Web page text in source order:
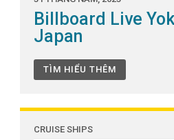
Billboard Live
Japan
TÌM HIỂU THÊM
CRUISE SHIPS